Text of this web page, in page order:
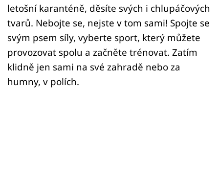
letošní karanténě, děsíte svých i chlupáčových
tvarů. Nebojte se, nejste v tom sami! Spojte se
svým psem síly, vyberte sport, který můžete
provozovat spolu a začněte trénovat. Zatím
klidně jen sami na své zahradě nebo za
humny, v polích.